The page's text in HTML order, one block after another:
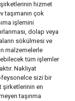
hizmet
taşımanın çok
işlemini
dolap veya
sökülmesi ve
malzemelerle
tüm işlemler
Nakliyat
sizi bir
şirketlerinin en
taşınma